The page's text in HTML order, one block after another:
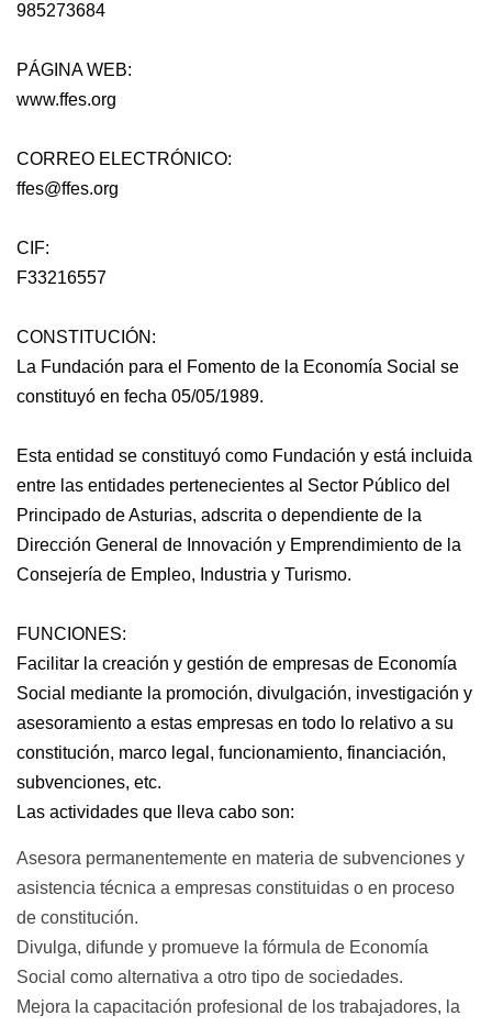
985273684
PÁGINA WEB:
www.ffes.org
CORREO ELECTRÓNICO:
ffes@ffes.org
CIF:
F33216557
CONSTITUCIÓN:
La Fundación para el Fomento de la Economía Social se
constituyó en fecha 05/05/1989.
Esta entidad se constituyó como Fundación y está incluida
entre las entidades pertenecientes al Sector Público del
Principado de Asturias, adscrita o dependiente de la
Dirección General de Innovación y Emprendimiento de la
Consejería de Empleo, Industria y Turismo.
FUNCIONES:
Facilitar la creación y gestión de empresas de Economía
Social mediante la promoción, divulgación, investigación y
asesoramiento a estas empresas en todo lo relativo a su
constitución, marco legal, funcionamiento, financiación,
subvenciones, etc.
Las actividades que lleva cabo son:
Asesora permanentemente en materia de subvenciones y
asistencia técnica a empresas constituidas o en proceso
de constitución.
Divulga, difunde y promueve la fórmula de Economía
Social como alternativa a otro tipo de sociedades.
Mejora la capacitación profesional de los trabajadores, la